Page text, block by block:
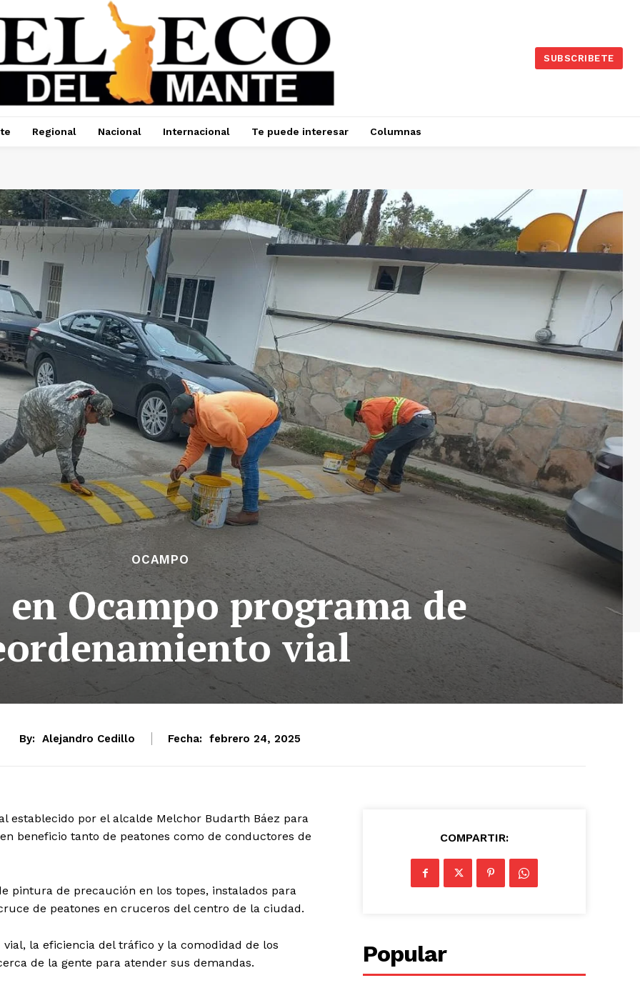
SUBSCRIBETE
Regional Nacional Internacional Te puede interesar Columnas
OCAMPO
Ocampo programa de
vial
By: Alejandro Cedillo Fecha: febrero 24, 2025
establecido por el alcalde Melchor Budarth Báez para
beneficio tanto de peatones como de conductores de
pintura de precaución en los topes, instalados para
de peatones en cruceros del centro de la ciudad.
la eficiencia del tráfico y la comodidad de los
de la gente para atender sus demandas.
COMPARTIR:
Popular